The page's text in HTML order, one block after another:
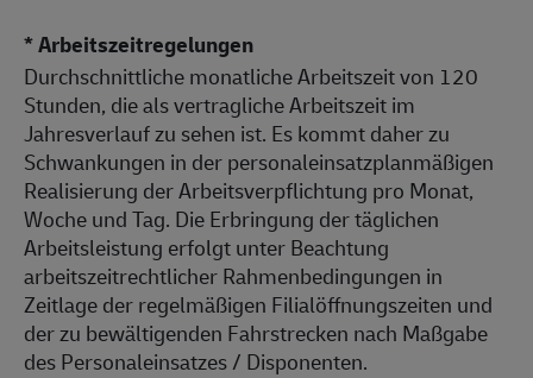
* Arbeitszeitregelungen
Durchschnittliche monatliche Arbeitszeit von 120
Stunden, die als vertragliche Arbeitszeit im
Jahresverlauf zu sehen ist. Es kommt daher zu
Schwankungen in der personaleinsatzplanmäßigen
Realisierung der Arbeitsverpflichtung pro Monat,
Woche und Tag. Die Erbringung der täglichen
Arbeitsleistung erfolgt unter Beachtung
arbeitszeitrechtlicher Rahmenbedingungen in
Zeitlage der regelmäßigen Filialöffnungszeiten und
der zu bewältigenden Fahrstrecken nach Maßgabe
des Personaleinsatzes / Disponenten.